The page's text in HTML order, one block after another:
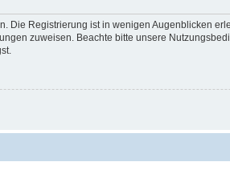
Die Registrierung ist in wenigen Augenblicken
zuweisen. Beachte bitte unsere